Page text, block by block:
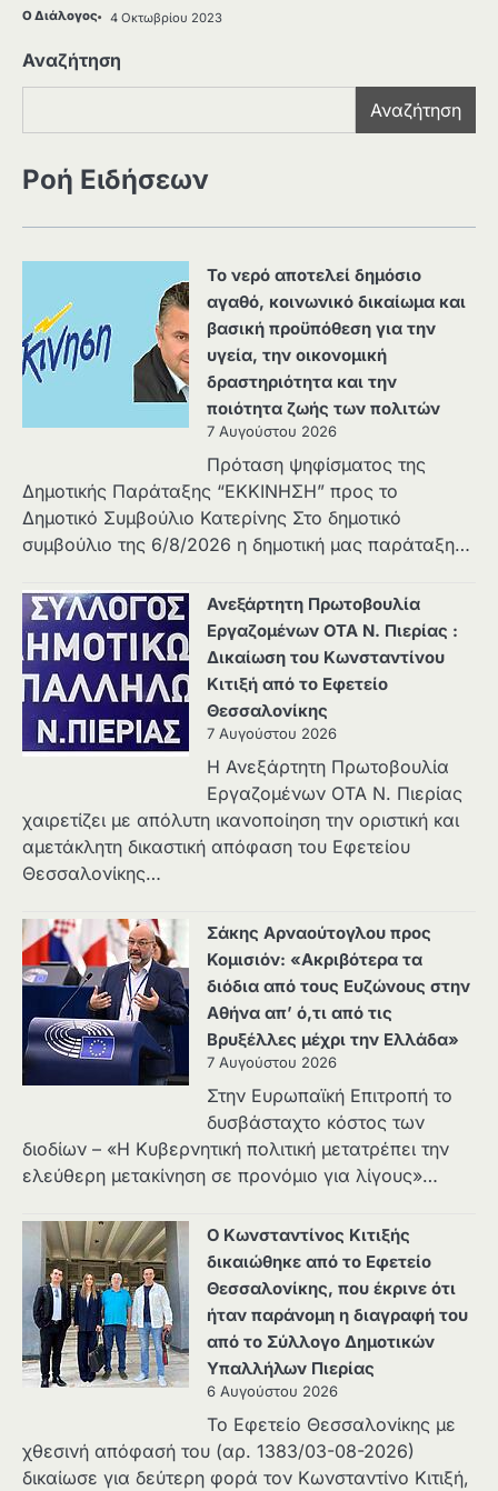
Ο Διάλογος 4 Οκτωβρίου 2023
Αναζήτηση
Αναζήτηση
Ροή Ειδήσεων
Το νερό αποτελεί δημόσιο
αγαθό, κοινωνικό δικαίωμα και
βασική προϋπόθεση για την
υγεία, την οικονομική
δραστηριότητα και την
ποιότητα ζωής των πολιτών
7 Αυγούστου 2026
Πρόταση ψηφίσματος της
Δημοτικής Παράταξης “ΕΚΚΙΝΗΣΗ” προς το
Δημοτικό Συμβούλιο Κατερίνης Στο δημοτικό
συμβούλιο της 6/8/2026 η δημοτική μας παράταξη…
Ανεξάρτητη Πρωτοβουλία
Εργαζομένων ΟΤΑ Ν. Πιερίας :
Δικαίωση του Κωνσταντίνου
Κιτιξή από το Εφετείο
Θεσσαλονίκης
7 Αυγούστου 2026
Η Ανεξάρτητη Πρωτοβουλία
Εργαζομένων ΟΤΑ Ν. Πιερίας
χαιρετίζει με απόλυτη ικανοποίηση την οριστική και
αμετάκλητη δικαστική απόφαση του Εφετείου
Θεσσαλονίκης…
Σάκης Αρναούτογλου προς
Κομισιόν: «Ακριβότερα τα
διόδια από τους Ευζώνους στην
Αθήνα απ’ ό,τι από τις
Βρυξέλλες μέχρι την Ελλάδα»
7 Αυγούστου 2026
Στην Ευρωπαϊκή Επιτροπή το
δυσβάσταχτο κόστος των
διοδίων – «Η Κυβερνητική πολιτική μετατρέπει την
ελεύθερη μετακίνηση σε προνόμιο για λίγους»…
Ο Κωνσταντίνος Κιτιξής
δικαιώθηκε από το Εφετείο
Θεσσαλονίκης, που έκρινε ότι
ήταν παράνομη η διαγραφή του
από το Σύλλογο Δημοτικών
Υπαλλήλων Πιερίας
6 Αυγούστου 2026
Το Εφετείο Θεσσαλονίκης με
χθεσινή απόφασή του (αρ. 1383/03-08-2026)
δικαίωσε για δεύτερη φορά τον Κωνσταντίνο Κιτιξή,